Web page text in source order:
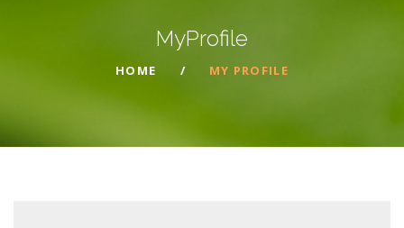
MyProfile
HOME MY PROFILE